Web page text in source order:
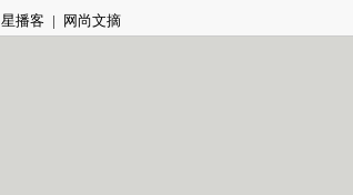
星播客 | 网尚文摘